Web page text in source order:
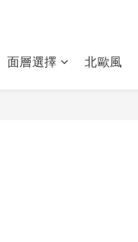
面層選擇 北歐風